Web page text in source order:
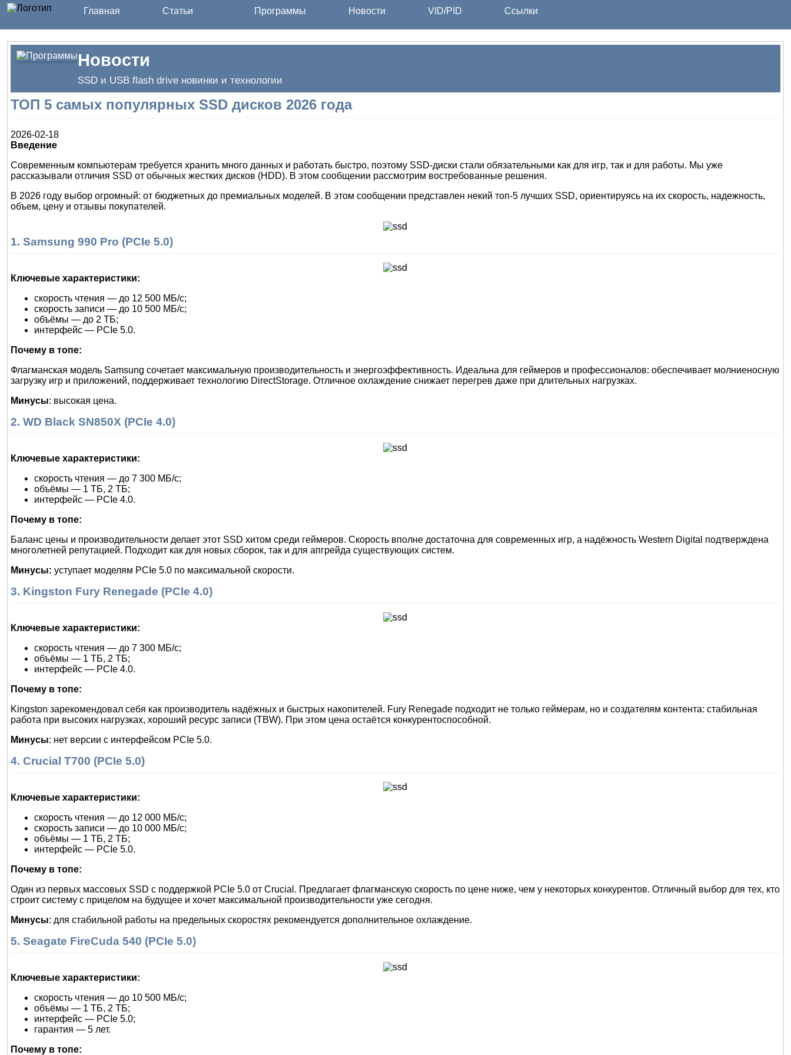
Главная Статьи Программы Новости VID/PID Ссылки
Новости
SSD и USB flash drive новинки и технологии
ТОП 5 самых популярных SSD дисков 2026 года
2026-02-18
Введение
Современным компьютерам требуется хранить много данных и работать быстро, поэтому SSD-диски стали обязательными как для игр, так и для работы. Мы уже
рассказывали отличия SSD от обычных жестких дисков (HDD). В этом сообщении рассмотрим востребованные решения.
В 2026 году выбор огромный: от бюджетных до премиальных моделей. В этом сообщении представлен некий топ-5 лучших SSD, ориентируясь на их скорость, надежность,
объем, цену и отзывы покупателей.
1. Samsung 990 Pro (PCIe 5.0)
Ключевые характеристики:
скорость чтения — до 12 500 МБ/с;
скорость записи — до 10 500 МБ/с;
объёмы — до 2 ТБ;
интерфейс — PCIe 5.0.
Почему в топе:
Флагманская модель Samsung сочетает максимальную производительность и энергоэффективность. Идеальна для геймеров и профессионалов: обеспечивает молниеносную
загрузку игр и приложений, поддерживает технологию DirectStorage. Отличное охлаждение снижает перегрев даже при длительных нагрузках.
Минусы: высокая цена.
2. WD Black SN850X (PCIe 4.0)
Ключевые характеристики:
скорость чтения — до 7 300 МБ/с;
объёмы — 1 ТБ, 2 ТБ;
интерфейс — PCIe 4.0.
Почему в топе:
Баланс цены и производительности делает этот SSD хитом среди геймеров. Скорость вполне достаточна для современных игр, а надёжность Western Digital подтверждена
многолетней репутацией. Подходит как для новых сборок, так и для апгрейда существующих систем.
Минусы: уступает моделям PCIe 5.0 по максимальной скорости.
3. Kingston Fury Renegade (PCIe 4.0)
Ключевые характеристики:
скорость чтения — до 7 300 МБ/с;
объёмы — 1 ТБ, 2 ТБ;
интерфейс — PCIe 4.0.
Почему в топе:
Kingston зарекомендовал себя как производитель надёжных и быстрых накопителей. Fury Renegade подходит не только геймерам, но и создателям контента: стабильная
работа при высоких нагрузках, хороший ресурс записи (TBW). При этом цена остаётся конкурентоспособной.
Минусы: нет версии с интерфейсом PCIe 5.0.
4. Crucial T700 (PCIe 5.0)
Ключевые характеристики:
скорость чтения — до 12 000 МБ/с;
скорость записи — до 10 000 МБ/с;
объёмы — 1 ТБ, 2 ТБ;
интерфейс — PCIe 5.0.
Почему в топе:
Один из первых массовых SSD с поддержкой PCIe 5.0 от Crucial. Предлагает флагманскую скорость по цене ниже, чем у некоторых конкурентов. Отличный выбор для тех, кто
строит систему с прицелом на будущее и хочет максимальной производительности уже сегодня.
Минусы: для стабильной работы на предельных скоростях рекомендуется дополнительное охлаждение.
5. Seagate FireCuda 540 (PCIe 5.0)
Ключевые характеристики:
скорость чтения — до 10 500 МБ/с;
объёмы — 1 ТБ, 2 ТБ;
интерфейс — PCIe 5.0;
гарантия — 5 лет.
Почему в топе: